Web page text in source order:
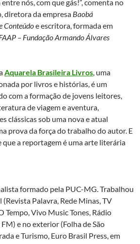
nós, com que gás!”, comenta no
diretora da empresa Baobá
Conteúdoe escritora, formada em
– Fundação Armando Álvares
Aquarela Brasileira Livros, uma
por livros e histórias, é um
com a formação de jovens leitores,
de viagem e aventura,
clássicas sob uma nova e atual
prova da força do trabalho do autor. E
que a reportagem é uma arte literária
formado pela PUC-MG. Trabalhou
Palavra, Rede Minas, TV
Tempo, Vivo Music Tones, Rádio
e no exterior (Folha de São
e Turismo, Euro Brasil Press, em